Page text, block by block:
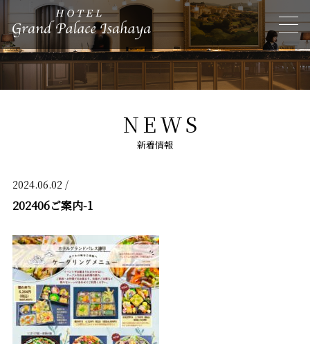
NEWS
新着情報
2024.06.02 /
202406ご案内-1